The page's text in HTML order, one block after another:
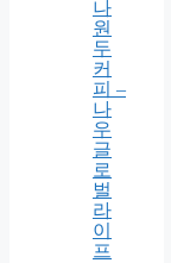
스
타
벅
스
카
페
베
로
나
원
두
커
피 –